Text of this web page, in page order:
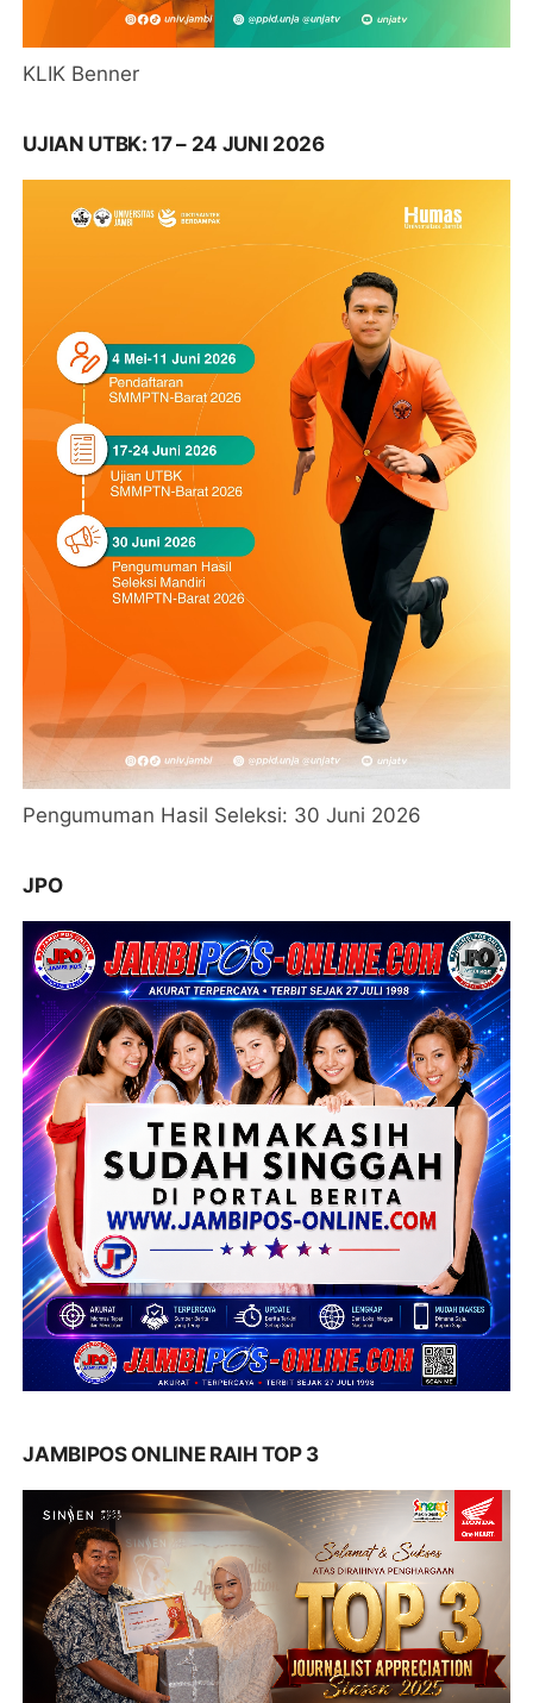
KLIK Benner
UJIAN UTBK: 17 – 24 JUNI 2026
Pengumuman Hasil Seleksi: 30 Juni 2026
JPO
JAMBIPOS ONLINE RAIH TOP 3